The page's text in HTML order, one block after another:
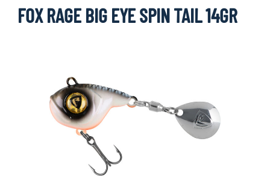
FOX RAGE BIG EYE SPIN TAIL 14GR